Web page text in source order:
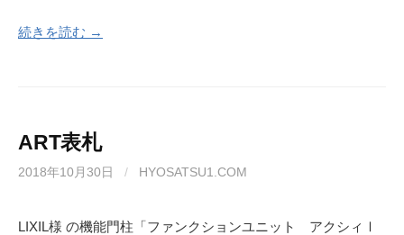
続きを読む →
ART表札
2018年10月30日 / HYOSATSU1.COM
LIXIL様 の機能門柱「ファンクションユニット アクシィⅠ